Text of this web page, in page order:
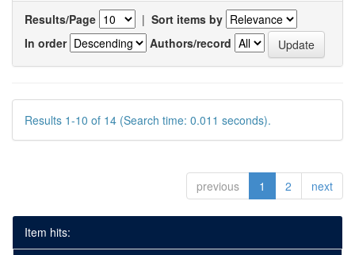
Results/Page | Sort items by
In order
Authors/record
Results 1-10 of 14 (Search time: 0.011 seconds).
previous 1 2 next
Item hits: